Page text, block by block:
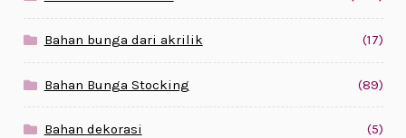
Bahan bunga dari akrilik (17)
Bahan Bunga Stocking (89)
Bahan dekorasi (5)